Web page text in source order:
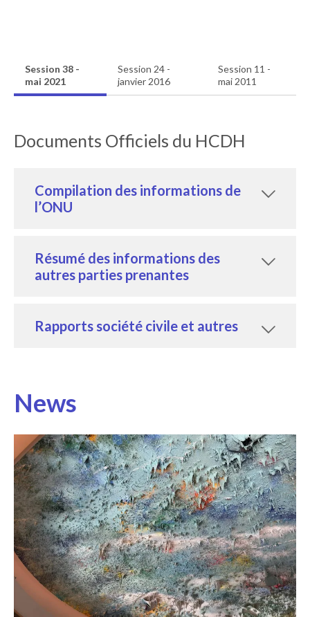
Session 38 -
mai 2021
Session 24 -
janvier 2016
Session 11 -
mai 2011
Documents Officiels du HCDH
Compilation des informations de
l’ONU
Résumé des informations des
autres parties prenantes
Rapports société civile et autres
News